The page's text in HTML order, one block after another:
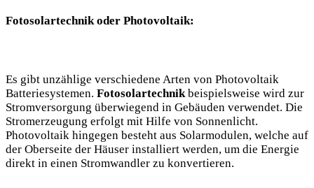
Fotosolartechnik oder Photovoltaik:
Es gibt unzählige verschiedene Arten von Photovoltaik
Batteriesystemen. Fotosolartechnikbeispielsweise wird zur
Stromversorgung überwiegend in Gebäuden verwendet. Die
Stromerzeugung erfolgt mit Hilfe von Sonnenlicht.
Photovoltaik hingegen besteht aus Solarmodulen, welche auf
der Oberseite der Häuser installiert werden, um die Energie
direkt in einen Stromwandler zu konvertieren.